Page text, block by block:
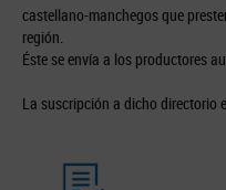
castellano-manchegos que
región.
Éste se envía a los productores
La suscripción a dicho directorio